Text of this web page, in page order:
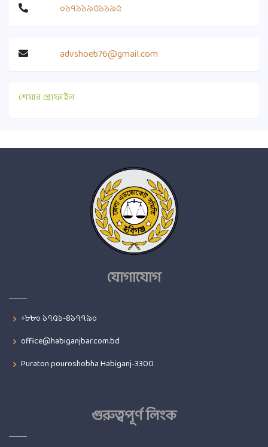
০১৭১১৯৫১১৯৫
advshoeb76@gmail.com
শেয়ার প্রোফাইল
যোগাযোগ
+৮৮০ ১৭৫১-৪১৭৭৯০
office@habiganjbar.com.bd
Puraton pouroshobha Habiganj-3300
গুরুত্বপূর্ণ লিংক